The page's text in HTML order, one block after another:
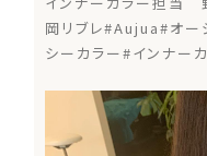
岡リブレ#Aujua#オー
シーカラー#インナー